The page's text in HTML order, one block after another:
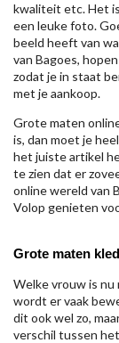
kwaliteit etc. Het
een leuke foto.
beeld heeft van
van Bagoes,
zodat je in staat
met je aankoop.
Grote maten
is, dan moet je
het juiste artikel
te zien dat er
online wereld van
Volop genieten
Grote maten
Welke vrouw is nu
wordt er vaak
dit ook wel zo,
verschil tussen